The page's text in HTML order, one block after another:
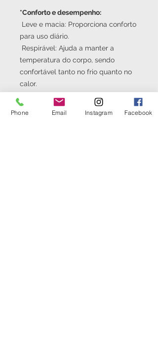
*Conforto e desempenho:
Leve e macia: Proporciona conforto
para uso diário.
Respirável: Ajuda a manter a
temperatura do corpo, sendo
confortável tanto no frio quanto no
calor.
Phone Email Instagram Facebook